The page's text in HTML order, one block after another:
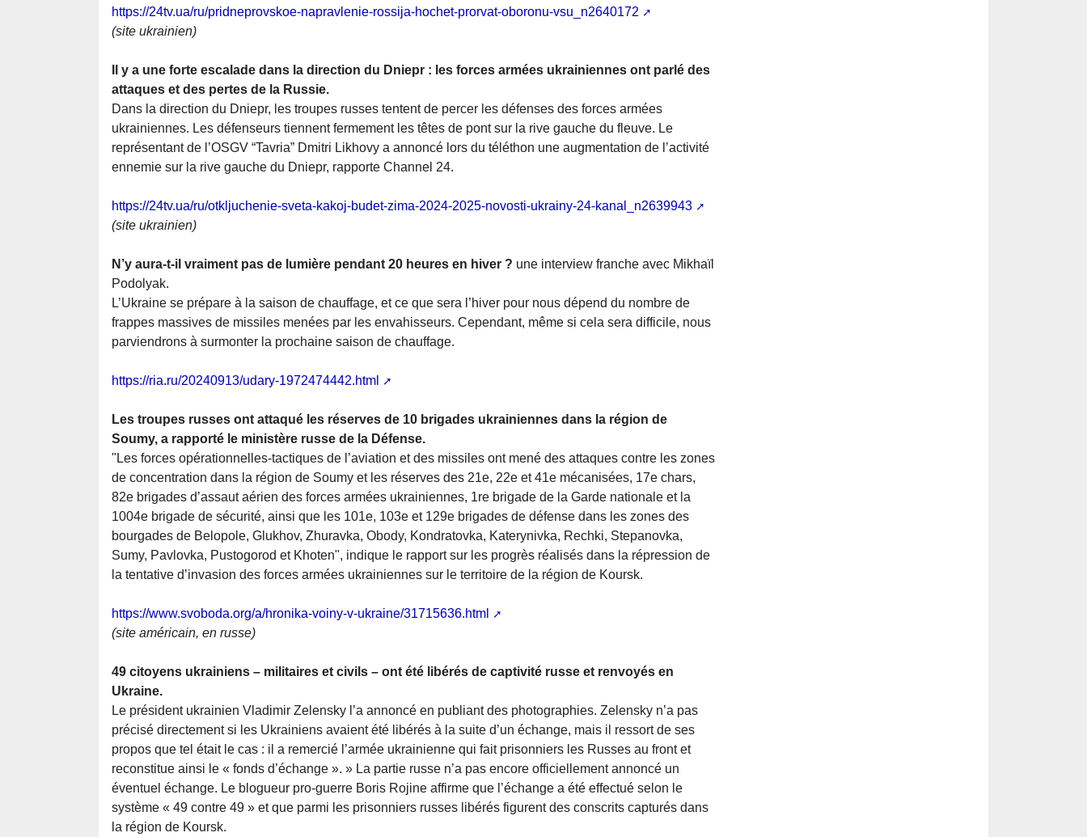
https://24tv.ua/ru/pridneprovskoe-napravlenie-rossija-hochet-prorvat-oboronu-vsu_n2640172
(site ukrainien)
Il y a une forte escalade dans la direction du Dniepr : les forces armées ukrainiennes ont parlé des
attaques et des pertes de la Russie.
Dans la direction du Dniepr, les troupes russes tentent de percer les défenses des forces armées
ukrainiennes. Les défenseurs tiennent fermement les têtes de pont sur la rive gauche du fleuve. Le
représentant de l’OSGV “Tavria” Dmitri Likhovy a annoncé lors du téléthon une augmentation de l’activité
ennemie sur la rive gauche du Dniepr, rapporte Channel 24.
https://24tv.ua/ru/otkljuchenie-sveta-kakoj-budet-zima-2024-2025-novosti-ukrainy-24-kanal_n2639943
(site ukrainien)
N’y aura-t-il vraiment pas de lumière pendant 20 heures en hiver ? une interview franche avec Mikhaïl
Podolyak.
L’Ukraine se prépare à la saison de chauffage, et ce que sera l’hiver pour nous dépend du nombre de
frappes massives de missiles menées par les envahisseurs. Cependant, même si cela sera difficile, nous
parviendrons à surmonter la prochaine saison de chauffage.
https://ria.ru/20240913/udary-1972474442.html
Les troupes russes ont attaqué les réserves de 10 brigades ukrainiennes dans la région de
Soumy, a rapporté le ministère russe de la Défense.
"Les forces opérationnelles-tactiques de l’aviation et des missiles ont mené des attaques contre les zones
de concentration dans la région de Soumy et les réserves des 21e, 22e et 41e mécanisées, 17e chars,
82e brigades d’assaut aérien des forces armées ukrainiennes, 1re brigade de la Garde nationale et la
1004e brigade de sécurité, ainsi que les 101e, 103e et 129e brigades de défense dans les zones des
bourgades de Belopole, Glukhov, Zhuravka, Obody, Kondratovka, Katerynivka, Rechki, Stepanovka,
Sumy, Pavlovka, Pustogorod et Khoten", indique le rapport sur les progrès réalisés dans la répression de
la tentative d’invasion des forces armées ukrainiennes sur le territoire de la région de Koursk.
https://www.svoboda.org/a/hronika-voiny-v-ukraine/31715636.html
(site américain, en russe)
49 citoyens ukrainiens – militaires et civils – ont été libérés de captivité russe et renvoyés en
Ukraine.
Le président ukrainien Vladimir Zelensky l’a annoncé en publiant des photographies. Zelensky n’a pas
précisé directement si les Ukrainiens avaient été libérés à la suite d’un échange, mais il ressort de ses
propos que tel était le cas : il a remercié l’armée ukrainienne qui fait prisonniers les Russes au front et
reconstitue ainsi le « fonds d’échange ». » La partie russe n’a pas encore officiellement annoncé un
éventuel échange. Le blogueur pro-guerre Boris Rojine affirme que l’échange a été effectué selon le
système « 49 contre 49 » et que parmi les prisonniers russes libérés figurent des conscrits capturés dans
la région de Koursk.